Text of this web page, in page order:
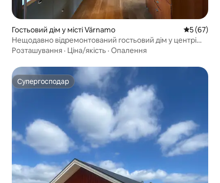
Гостьовий дім у місті Värnamo Середня
5 (67)
Нещодавно відремонтований гостьовий дім у центрі
Смоленда
Розташування · Ціна/якість · Опалення
Супергосподар
Супергосподар